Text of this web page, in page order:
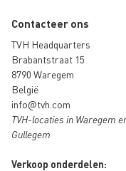
Contacteer ons
TVH Headquarters
Brabantstraat 15
8790 Waregem
België
info@tvh.com
TVH-locaties in Waregem
Gullegem
Verkoop onderdelen: